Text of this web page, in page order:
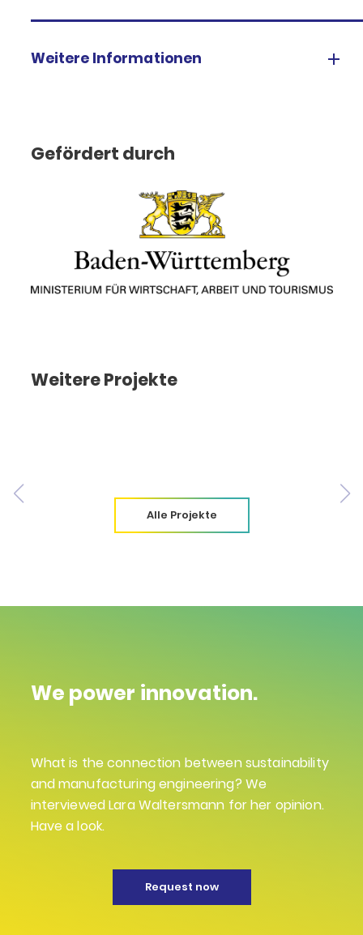
Weitere Informationen
Gefördert durch
Weitere Projekte
Alle Projekte
We power innovation.
What is the connection between sustainability
and manufacturing engineering? We
interviewed Lara Waltersmann for her opinion.
Have a look.
Request now